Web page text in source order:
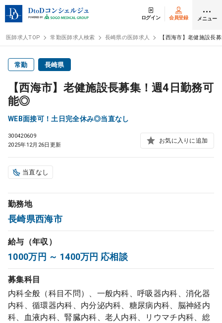
ログイン 会員登録 メニュー
医師求人
常勤検索
スポット検索
DtoDの転職・
コンサルタント
成功事例
転職ノウハウ
医師求人TOP 常勤医師求人検索 長崎県の医師求人 【西海市】老健施設長
常勤 長崎県
【西海市】老健施設長募集！週4日勤務可
能◎
WEB面接可！土日完全休み◎当直なし
300420609
2025年12月26日更新
お気に入りに追加
当直なし
勤務地
長崎県西海市
給与（年収）
1000万円 ～ 1400万円 応相談
募集科目
内科全般（科目不問）、一般内科、呼吸器内科、消化器
内科、循環器内科、内分泌内科、糖尿病内科、脳神経内
科、血液内科、腎臓内科、老人内科、リウマチ内科、総